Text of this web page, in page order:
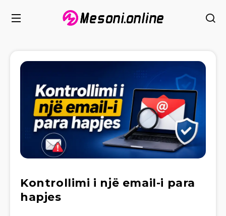
Kontrollimi i një email-i para
hapjes